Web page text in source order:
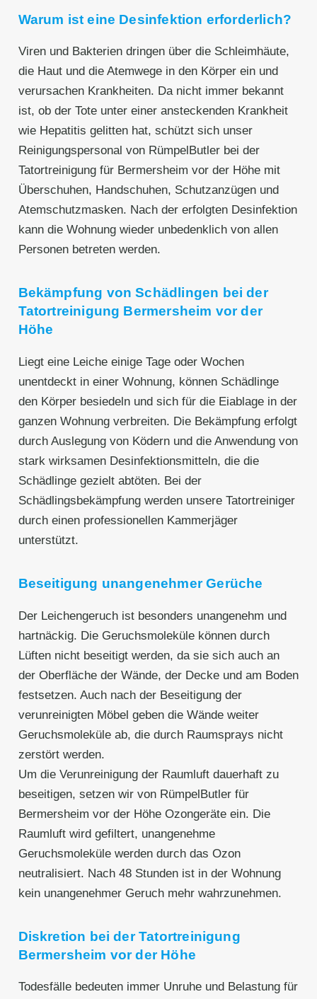
Warum ist eine Desinfektion erforderlich?
Viren und Bakterien dringen über die Schleimhäute,
die Haut und die Atemwege in den Körper ein und
verursachen Krankheiten. Da nicht immer bekannt
ist, ob der Tote unter einer ansteckenden Krankheit
wie Hepatitis gelitten hat, schützt sich unser
Reinigungspersonal von RümpelButler bei der
Tatortreinigung für Bermersheim vor der Höhe mit
Überschuhen, Handschuhen, Schutzanzügen und
Atemschutzmasken. Nach der erfolgten Desinfektion
kann die Wohnung wieder unbedenklich von allen
Personen betreten werden.
Bekämpfung von Schädlingen bei der
Tatortreinigung Bermersheim vor der
Höhe
Liegt eine Leiche einige Tage oder Wochen
unentdeckt in einer Wohnung, können Schädlinge
den Körper besiedeln und sich für die Eiablage in der
ganzen Wohnung verbreiten. Die Bekämpfung erfolgt
durch Auslegung von Ködern und die Anwendung von
stark wirksamen Desinfektionsmitteln, die die
Schädlinge gezielt abtöten. Bei der
Schädlingsbekämpfung werden unsere Tatortreiniger
durch einen professionellen Kammerjäger
unterstützt.
Beseitigung unangenehmer Gerüche
Der Leichengeruch ist besonders unangenehm und
hartnäckig. Die Geruchsmoleküle können durch
Lüften nicht beseitigt werden, da sie sich auch an
der Oberfläche der Wände, der Decke und am Boden
festsetzen. Auch nach der Beseitigung der
verunreinigten Möbel geben die Wände weiter
Geruchsmoleküle ab, die durch Raumsprays nicht
zerstört werden.
Um die Verunreinigung der Raumluft dauerhaft zu
beseitigen, setzen wir von RümpelButler für
Bermersheim vor der Höhe Ozongeräte ein. Die
Raumluft wird gefiltert, unangenehme
Geruchsmoleküle werden durch das Ozon
neutralisiert. Nach 48 Stunden ist in der Wohnung
kein unangenehmer Geruch mehr wahrzunehmen.
Diskretion bei der Tatortreinigung
Bermersheim vor der Höhe
Todesfälle bedeuten immer Unruhe und Belastung für